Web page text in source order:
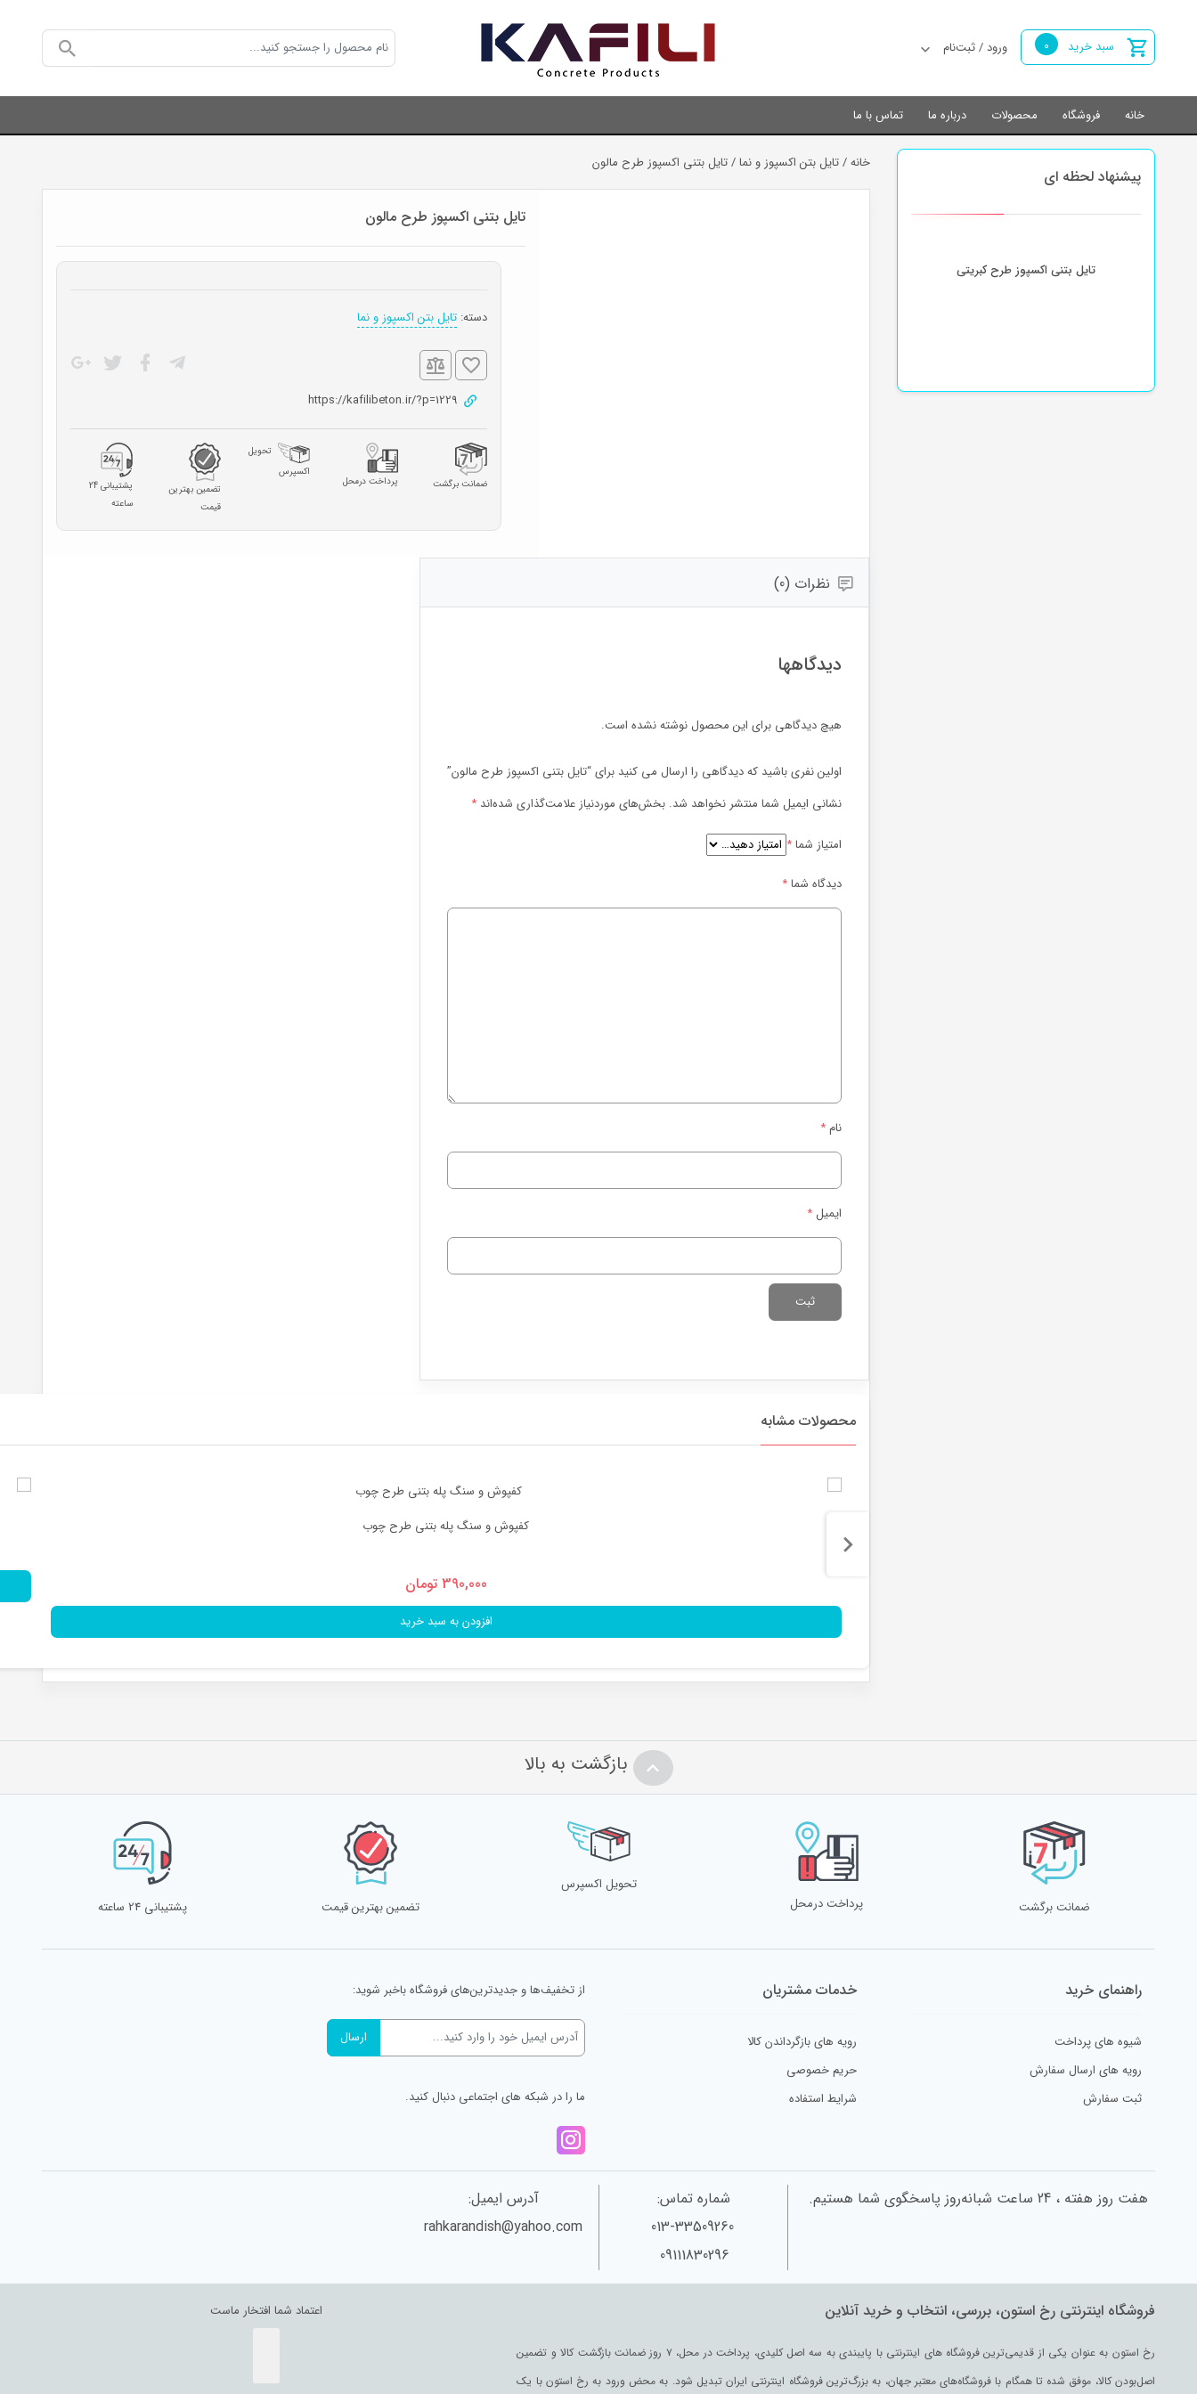
سبد خرید 0 ورود / ثبت‌نام
خانه فروشگاه محصولات درباره ما تماس با ما
خانه/تایل بتن اکسپوز و نما/ تایل بتنی اکسپوز طرح مالون
تایل بتنی اکسپوز طرح مالون
دسته: تایل بتن اکسپوز و نما
https://kafilibeton.ir/?p=1229
ضمانت برگشت پرداخت درمحل
تحویل
اکسپرس
تضمین بهترین
قیمت
پشتیبانی 24
ساعته
نظرات (0)
دیدگاهها
هیچ دیدگاهی برای این محصول نوشته نشده است.
اولین نفری باشید که دیدگاهی را ارسال می کنید برای “تایل بتنی اکسپوز طرح مالون”
نشانی ایمیل شما منتشر نخواهد شد. بخش‌های موردنیاز علامت‌گذاری شده‌اند *
امتیاز شما*
دیدگاه شما*
نام*
ایمیل *
محصولات مشابه
کفپوش و سنگ پله بتنی طرح چوب
390,000 تومان
افزودن به سبد خرید
پیشنهاد لحظه ای
تایل بتنی اکسپوز طرح کبریتی
بازگشت به بالا
ضمانت برگشت پرداخت درمحل
تحویل اکسپرس
تضمین بهترین قیمت
پشتیبانی 24 ساعته
راهنمای خرید
شیوه های پرداخت
رویه های ارسال سفارش
ثبت سفارش
خدمات مشتریان
رویه های بازگرداندن کالا
حریم خصوصی
شرایط استفاده
از تخفیف‌ها و جدیدترین‌های فروشگاه باخبر شوید:
ما را در شبکه های اجتماعی دنبال کنید.
هفت روز هفته ، 24 ساعت شبانه‌روز پاسخگوی شما هستیم.
شماره تماس:
013-33509260
09111830296
آدرس ایمیل:
rahkarandish@yahoo.com
فروشگاه اینترنتی رخ استون، بررسی، انتخاب و خرید آنلاین
رخ استون به عنوان یکی از قدیمی‌ترین فروشگاه های اینترنتی با پایبندی به سه اصل کلیدی، پرداخت در محل، ۷ روز ضمانت بازگشت کالا و تضمین
اصل‌بودن کالا، موفق شده تا همگام با فروشگاه‌های معتبر جهان، به بزرگ‌ترین فروشگاه اینترنتی ایران تبدیل شود. به محض ورود به رخ استون با یک
اعتماد شما افتخار ماست